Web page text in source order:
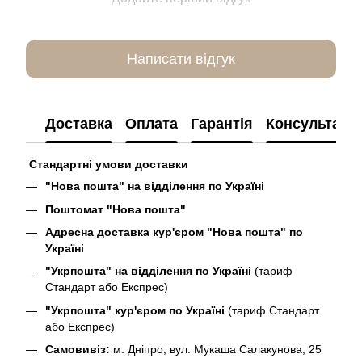
Написати відгук
Доставка Оплата Гарантія Консультація
Стандартні умови доставки
"Нова пошта" на відділення по Україні
Поштомат "Нова пошта"
Адресна доставка кур'єром "Нова пошта" по
Україні
"Укрпошта" на відділення по Україні (тариф
Стандарт або Експрес)
"Укрпошта" кур'єром по Україні (тариф Стандарт
або Експрес)
Самовивіз: м. Дніпро, вул. Мукаша Салакунова, 25